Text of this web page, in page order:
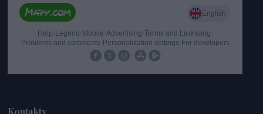
Kontakty